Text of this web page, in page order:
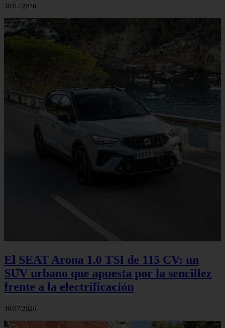
30/07/2026
El SEAT Arona 1.0 TSI de 115 CV: un
SUV urbano que apuesta por la sencillez
frente a la electrificación
30/07/2026